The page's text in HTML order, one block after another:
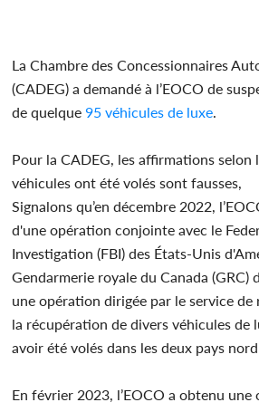
La Chambre des Concessionnaires
(CADEG) a demandé à l’EOCO de
de quelque 95 véhicules de luxe.
Pour la CADEG, les affirmations selon
véhicules ont été volés sont fausses,
Signalons qu’en décembre 2022,
d'une opération conjointe avec le
Investigation (FBI) des États-Unis
Gendarmerie royale du Canada (GRC)
une opération dirigée par le service
la récupération de divers véhicules de
avoir été volés dans les deux pays
En février 2023, l’EOCO a obtenu une